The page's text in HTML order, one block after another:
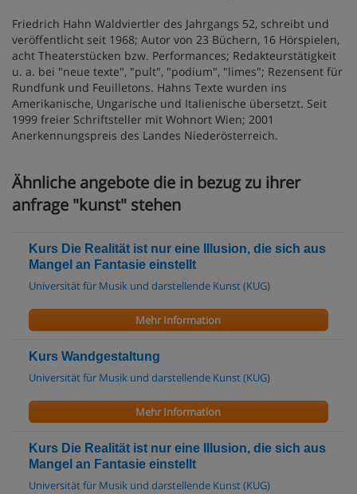
Friedrich Hahn Waldviertler des Jahrgangs 52, schreibt und
veröffentlicht seit 1968; Autor von 23 Büchern, 16 Hörspielen,
acht Theaterstücken bzw. Performances; Redakteurstätigkeit
u. a. bei "neue texte", "pult", "podium", "limes"; Rezensent für
Rundfunk und Feuilletons. Hahns Texte wurden ins
Amerikanische, Ungarische und Italienische übersetzt. Seit
1999 freier Schriftsteller mit Wohnort Wien; 2001
Anerkennungspreis des Landes Niederösterreich.
Ähnliche angebote die in bezug zu ihrer
anfrage "kunst" stehen
Kurs Die Realität ist nur eine Illusion, die sich aus
Mangel an Fantasie einstellt
Universität für Musik und darstellende Kunst (KUG)
Mehr Information
Kurs Wandgestaltung
Universität für Musik und darstellende Kunst (KUG)
Mehr Information
Kurs Die Realität ist nur eine Illusion, die sich aus
Mangel an Fantasie einstellt
Universität für Musik und darstellende Kunst (KUG)